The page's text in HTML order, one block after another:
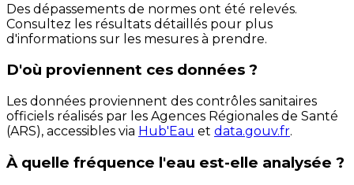
Des dépassements de normes ont été relevés.
Consultez les résultats détaillés pour plus
d'informations sur les mesures à prendre.
D'où proviennent ces données ?
Les données proviennent des contrôles sanitaires
officiels réalisés par les Agences Régionales de Santé
(ARS), accessibles via Hub'Eau et data.gouv.fr.
À quelle fréquence l'eau est-elle analysée ?